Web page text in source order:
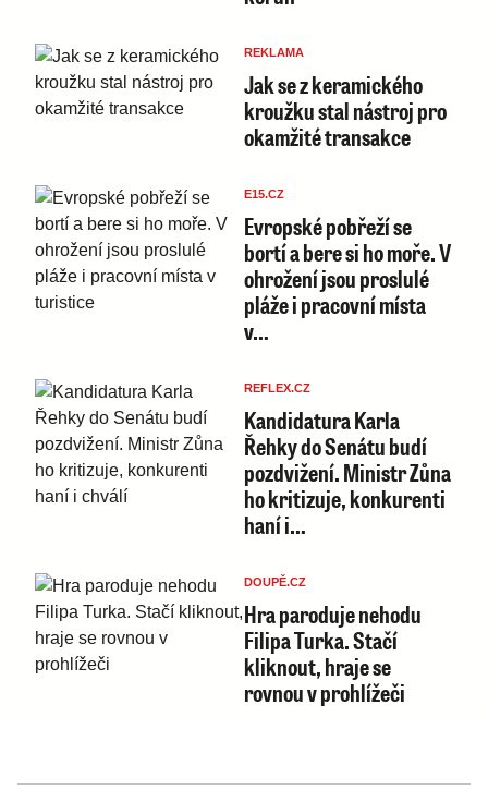
REKLAMA
Jak se z keramického
kroužku stal nástroj pro
okamžité transakce
E15.CZ
Evropské pobřeží se
bortí a bere si ho moře. V
ohrožení jsou proslulé
pláže i pracovní místa
v…
REFLEX.CZ
Kandidatura Karla
Řehky do Senátu budí
pozdvižení. Ministr Zůna
ho kritizuje, konkurenti
haní i…
DOUPĚ.CZ
Hra paroduje nehodu
Filipa Turka. Stačí
kliknout, hraje se
rovnou v prohlížeči